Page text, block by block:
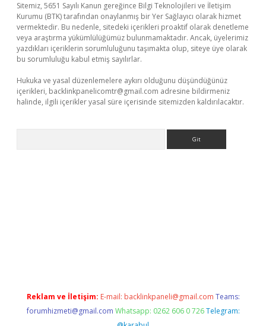
Sitemiz, 5651 Sayılı Kanun gereğince Bilgi Teknolojileri ve İletişim
Kurumu (BTK) tarafından onaylanmış bir Yer Sağlayıcı olarak hizmet
vermektedir. Bu nedenle, sitedeki içerikleri proaktif olarak denetleme
veya araştırma yükümlülüğümüz bulunmamaktadır. Ancak, üyelerimiz
yazdıkları içeriklerin sorumluluğunu taşımakta olup, siteye üye olarak
bu sorumluluğu kabul etmiş sayılırlar.
Hukuka ve yasal düzenlemelere aykırı olduğunu düşündüğünüz
içerikleri, backlinkpanelicomtr@gmail.com adresine bildirmeniz
halinde, ilgili içerikler yasal süre içerisinde sitemizden kaldırılacaktır.
Reklam ve İletişim: E-mail: backlinkpaneli@gmail.com Teams:
forumhizmeti@gmail.com Whatsapp: 0262 606 0 726 Telegram: